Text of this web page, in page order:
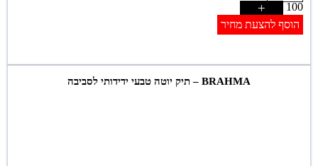
100
+
הוסף להצעת מחיר
BRAHMA – תיק יוטה טבעי ידידותי לסביבה